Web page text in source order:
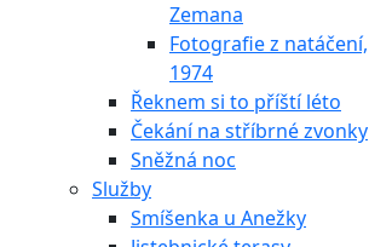
Zemana
Fotografie z natáčení,
1974
Řeknem si to příští léto
Čekání na stříbrné zvonky
Sněžná noc
Služby
Smíšenka u Anežky